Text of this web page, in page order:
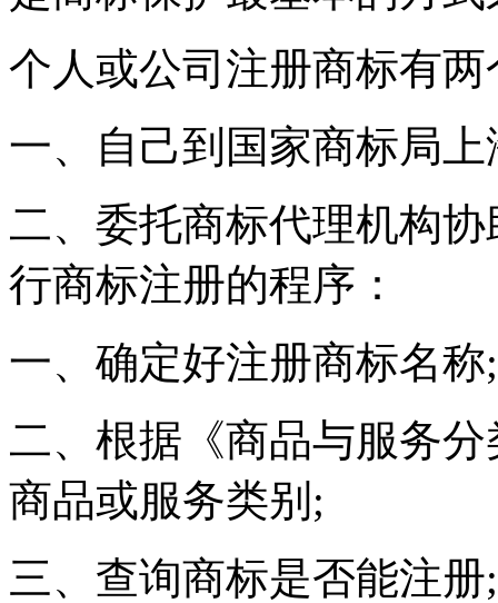
个人或公司注册商标有
一、自己到国家商标局
二、委托商标代理机构
行商标注册的程序：
一、确定好注册商标名称;
二、根据《商品与服务
商品或服务类别;
三、查询商标是否能注册;